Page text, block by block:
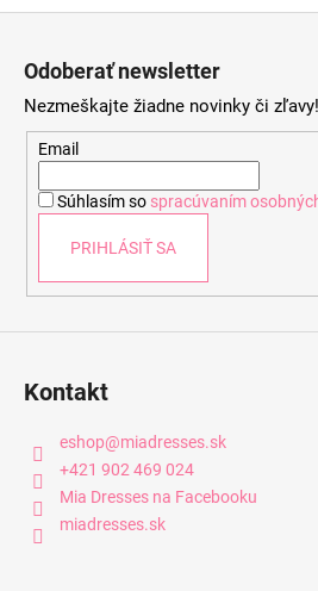
Odoberať newsletter
Nezmeškajte žiadne novinky či zľavy!
Email
Súhlasím so spracúvaním
PRIHLÁSIŤ SA
Kontakt
eshop@miadresses.sk
+421 902 469 024
Mia Dresses na Facebooku
miadresses.sk